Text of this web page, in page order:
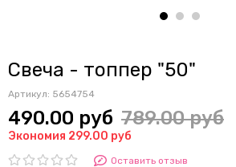
Свеча - топпер "50"
Артикул: 5654754
490.00 руб 789.00 руб
Экономия 299.00 руб
Оставить отзыв